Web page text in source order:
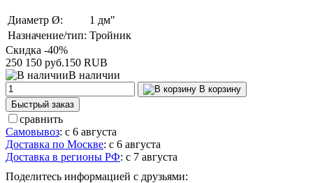
Диаметр Ø:
1 дм"
Назначение/тип: Тройник
Скидка -40%
250 150 руб.150 RUB
В наличии
В корзину
Быстрый заказ
сравнить
Самовывоз: с 6 августа
Доставка по Москве: с 6 августа
Доставка в регионы РФ: с 7 августа
Поделитесь информацией с друзьями: